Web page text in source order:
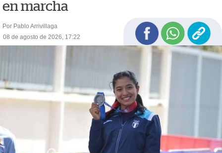
en marcha
Por Pablo Arrivillaga
08 de agosto de 2026, 17:22